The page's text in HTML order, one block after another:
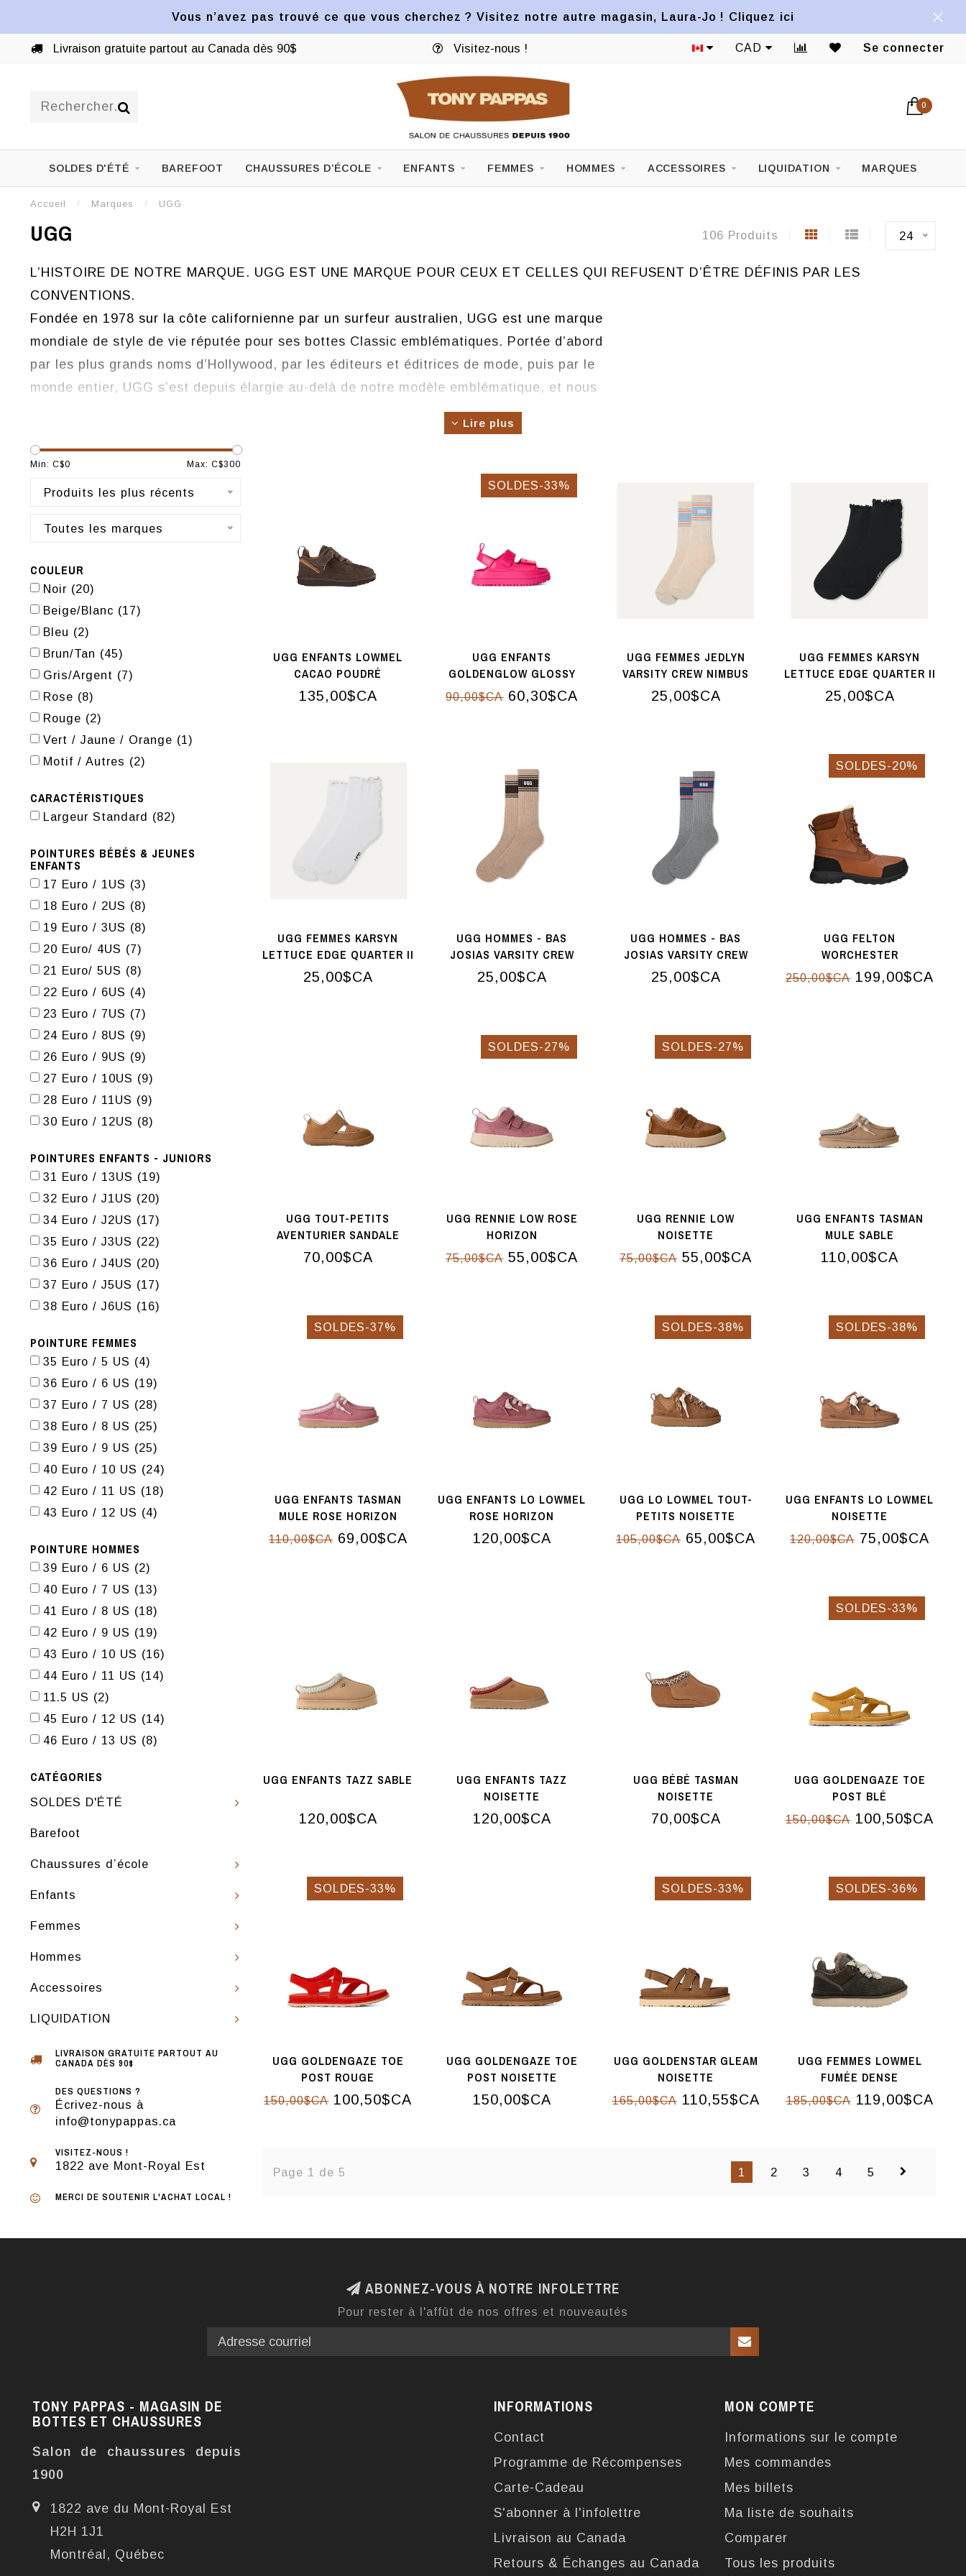
Vous n’avez pas trouvé ce que vous cherchez ? Visitez notre autre magasin, Laura-Jo ! Cliquez ici
Livraison gratuite partout au Canada dès 90$ Visitez-nous ! 1822 ave Mont-Royal Est
CAD Se connecter
0
SOLDES D'ÉTÉ BAREFOOT CHAUSSURES D’ÉCOLE ENFANTS FEMMES HOMMES ACCESSOIRES LIQUIDATION MARQUES
Accueil / Marques / UGG
UGG 106 Produits 24
L’HISTOIRE DE NOTRE MARQUE. UGG EST UNE MARQUE POUR CEUX ET CELLES QUI REFUSENT D’ÊTRE DÉFINIS PAR LES
CONVENTIONS.
Fondée en 1978 sur la côte californienne par un surfeur australien, UGG est une marque
mondiale de style de vie réputée pour ses bottes Classic emblématiques. Portée d’abord
par les plus grands noms d’Hollywood, par les éditeurs et éditrices de mode, puis par le
monde entier, UGG s’est depuis élargie au-delà de notre modèle emblématique, et nous
concevons désormais des chaussures, des vêtements, des accessoires et des accessoires
pour la maison en adoptant la même attitude sans compromis envers la créativité, la
qualité et le savoir-faire. Audacieuse, provocatrice, libre, optimiste et vraie, la marque a
toujours célébré l’individualité et continue d’être adoptée à l’échelle mondiale par ceux et
celles qui refusent d’être définis par les conventions
Lire plus
Min: C$0 Max: C$300
Produits les plus récents
Toutes les marques
COULEUR
Noir (20)
Beige/Blanc (17)
Bleu (2)
Brun/Tan (45)
Gris/Argent (7)
Rose (8)
Rouge (2)
Vert / Jaune / Orange (1)
Motif / Autres (2)
CARACTÉRISTIQUES
Largeur Standard (82)
POINTURES BÉBÉS & JEUNES
ENFANTS
17 Euro / 1US (3)
18 Euro / 2US (8)
19 Euro / 3US (8)
20 Euro/ 4US (7)
21 Euro/ 5US (8)
22 Euro / 6US (4)
23 Euro / 7US (7)
24 Euro / 8US (9)
26 Euro / 9US (9)
27 Euro / 10US (9)
28 Euro / 11US (9)
30 Euro / 12US (8)
POINTURES ENFANTS - JUNIORS
31 Euro / 13US (19)
32 Euro / J1US (20)
34 Euro / J2US (17)
35 Euro / J3US (22)
36 Euro / J4US (20)
37 Euro / J5US (17)
38 Euro / J6US (16)
POINTURE FEMMES
35 Euro / 5 US (4)
36 Euro / 6 US (19)
37 Euro / 7 US (28)
38 Euro / 8 US (25)
39 Euro / 9 US (25)
40 Euro / 10 US (24)
42 Euro / 11 US (18)
43 Euro / 12 US (4)
POINTURE HOMMES
39 Euro / 6 US (2)
40 Euro / 7 US (13)
41 Euro / 8 US (18)
42 Euro / 9 US (19)
43 Euro / 10 US (16)
44 Euro / 11 US (14)
11.5 US (2)
45 Euro / 12 US (14)
46 Euro / 13 US (8)
CATÉGORIES
SOLDES D'ÉTÉ
Barefoot
Chaussures d’école
Enfants
Femmes
Hommes
Accessoires
LIQUIDATION
LIVRAISON GRATUITE PARTOUT AU
CANADA DÈS 90$
DES QUESTIONS ?
Écrivez-nous à
info@tonypappas.ca
VISITEZ-NOUS !
1822 ave Mont-Royal Est
MERCI DE SOUTENIR L'ACHAT LOCAL !
UGG ENFANTS LOWMEL
CACAO POUDRÉ
135,00$CA
SOLDES-33%
UGG ENFANTS
GOLDENGLOW GLOSSY
SPARKLES CORAIL
90,00$CA60,30$CA
UGG FEMMES JEDLYN
VARSITY CREW NIMBUS
HEATHER / CLEAR
SAPPHIRE
25,00$CA
UGG FEMMES KARSYN
LETTUCE EDGE QUARTER II
BAS NOIR
25,00$CA
UGG FEMMES KARSYN
LETTUCE EDGE QUARTER II
BAS BLANC
25,00$CA
UGG HOMMES - BAS
JOSIAS VARSITY CREW
SABLE / BOIS
25,00$CA
UGG HOMMES - BAS
JOSIAS VARSITY CREW
GRIS / AMALFI
25,00$CA
SOLDES-20%
UGG FELTON
WORCHESTER
250,00$CA 199,00$CA
UGG TOUT-PETITS
AVENTURIER SANDALE
NOISETTE
70,00$CA
SOLDES-27%
UGG RENNIE LOW ROSE
HORIZON
75,00$CA55,00$CA
SOLDES-27%
UGG RENNIE LOW
NOISETTE
75,00$CA55,00$CA
UGG ENFANTS TASMAN
MULE SABLE
110,00$CA
SOLDES-37%
UGG ENFANTS TASMAN
MULE ROSE HORIZON
110,00$CA69,00$CA
UGG ENFANTS LO LOWMEL
ROSE HORIZON
120,00$CA
SOLDES-38%
UGG LO LOWMEL TOUT-
PETITS NOISETTE
105,00$CA65,00$CA
SOLDES-38%
UGG ENFANTS LO LOWMEL
NOISETTE
120,00$CA 75,00$CA
UGG ENFANTS TAZZ SABLE
120,00$CA
UGG ENFANTS TAZZ
NOISETTE
120,00$CA
UGG BÉBÉ TASMAN
NOISETTE
70,00$CA
SOLDES-33%
UGG GOLDENGAZE TOE
POST BLÉ
150,00$CA 100,50$CA
SOLDES-33%
UGG GOLDENGAZE TOE
POST ROUGE
150,00$CA100,50$CA
UGG GOLDENGAZE TOE
POST NOISETTE
150,00$CA
SOLDES-33%
UGG GOLDENSTAR GLEAM
NOISETTE
165,00$CA110,55$CA
SOLDES-36%
UGG FEMMES LOWMEL
FUMÉE DENSE
185,00$CA119,00$CA
Page 1 de 5 1 2 3 4 5
ABONNEZ-VOUS À NOTRE INFOLETTRE
Pour rester à l'affût de nos offres et nouveautés
TONY PAPPAS - MAGASIN DE
BOTTES ET CHAUSSURES
Salon de chaussures depuis
1900
1822 ave du Mont-Royal Est
H2H 1J1
Montréal, Québec
INFORMATIONS
Contact
Programme de Récompenses
Carte-Cadeau
S'abonner à l'infolettre
Livraison au Canada
Retours & Échanges au Canada
MON COMPTE
Informations sur le compte
Mes commandes
Mes billets
Ma liste de souhaits
Comparer
Tous les produits